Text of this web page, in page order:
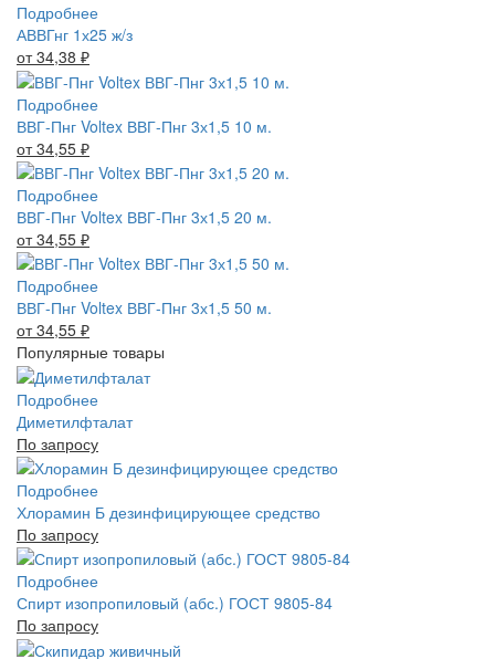
Подробнее
АВВГнг 1х25 ж/з
от 34,38 ₽
Подробнее
ВВГ-Пнг Voltex ВВГ-Пнг 3х1,5 10 м.
от 34,55 ₽
Подробнее
ВВГ-Пнг Voltex ВВГ-Пнг 3х1,5 20 м.
от 34,55 ₽
Подробнее
ВВГ-Пнг Voltex ВВГ-Пнг 3х1,5 50 м.
от 34,55 ₽
Популярные товары
Подробнее
Диметилфталат
По запросу
Подробнее
Хлорамин Б дезинфицирующее средство
По запросу
Подробнее
Спирт изопропиловый (абс.) ГОСТ 9805-84
По запросу